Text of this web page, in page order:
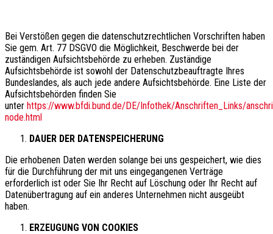
Bei Verstößen gegen die datenschutzrechtlichen Vorschriften haben
Sie gem. Art. 77 DSGVO die Möglichkeit, Beschwerde bei der
zuständigen Aufsichtsbehörde zu erheben. Zuständige
Aufsichtsbehörde ist sowohl der Datenschutzbeauftragte Ihres
Bundeslandes, als auch jede andere Aufsichtsbehörde. Eine Liste der
Aufsichtsbehörden finden Sie
unter https://www.bfdi.bund.de/DE/Infothek/Anschriften_Links/
node.html
DAUER DER DATENSPEICHERUNG
Die erhobenen Daten werden solange bei uns gespeichert, wie dies
für die Durchführung der mit uns eingegangenen Verträge
erforderlich ist oder Sie Ihr Recht auf Löschung oder Ihr Recht auf
Datenübertragung auf ein anderes Unternehmen nicht ausgeübt
haben.
ERZEUGUNG VON COOKIES